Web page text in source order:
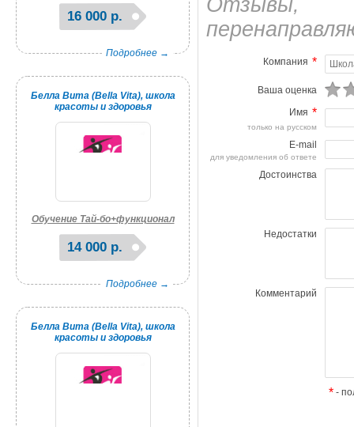
16 000 р.
Подробнее →
Белла Вита (Bella Vita), школа
красоты и здоровья
Обучение Тай-бо+функционал
14 000 р.
Подробнее →
Белла Вита (Bella Vita), школа
красоты и здоровья
Отзывы,
Компания *
Ваша оценка
Имя *
только на русском
E-mail
для уведомления об ответе
Достоинства
Недостатки
Комментарий
* -